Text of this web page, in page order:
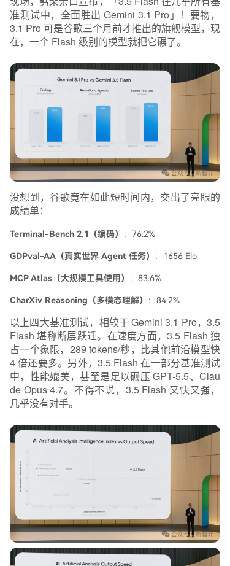
准测试中，全面胜出 Gemini 3.1 Pro」！要物，
3.1 Pro 可是谷歌三个月前才推出的旗舰模型，现
在，一个 Flash 级别的模型就把它碾了。
没想到，谷歌竟在如此短时间内，交出了亮眼的
成绩单：
Terminal-Bench 2.1（编码） ：76.2%
GDPval-AA（真实世界 Agent 任务） ：1656 Elo
MCP Atlas（大规模工具使用） ：83.6%
CharXiv Reasoning（多模态理解） ：84.2%
以上四大基准测试，相较于 Gemini 3.1 Pro，3.5
Flash 堪称断层跃迁。在速度方面，3.5 Flash 独
占一个象限，289 tokens/秒，比其他前沿模型快
4 倍还要多。另外，3.5 Flash 在一部分基准测试
中，性能媲美，甚至是足以碾压 GPT-5.5、Clau
de Opus 4.7。不得不说，3.5 Flash 又快又强，
几乎没有对手。